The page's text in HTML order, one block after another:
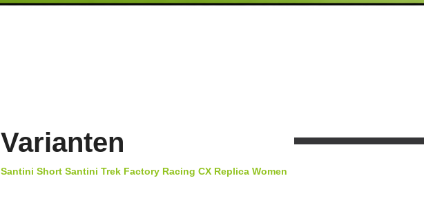
Varianten
Santini Short Santini Trek Factory Racing CX Replica Women